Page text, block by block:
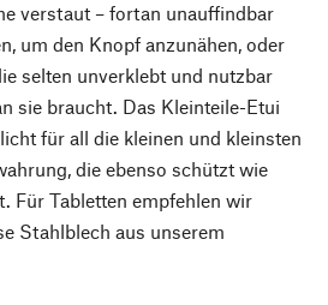
verstaut – fortan unauffindbar
um den Knopf anzunähen, oder
selten unverklebt und nutzbar
sie braucht. Das Kleinteile-Etui
für all die kleinen und kleinsten
die ebenso schützt wie
Für Tabletten empfehlen wir
Stahlblech aus unserem